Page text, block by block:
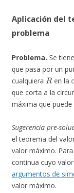
Aplicación del
problema
Problema. Se
que pasa por un
cualquiera
R
en la
que corta a la
máxima que
Sugerencia pre-
el teorema del
valor máximo.
continua cuyo
argumentos de
valor máximo.